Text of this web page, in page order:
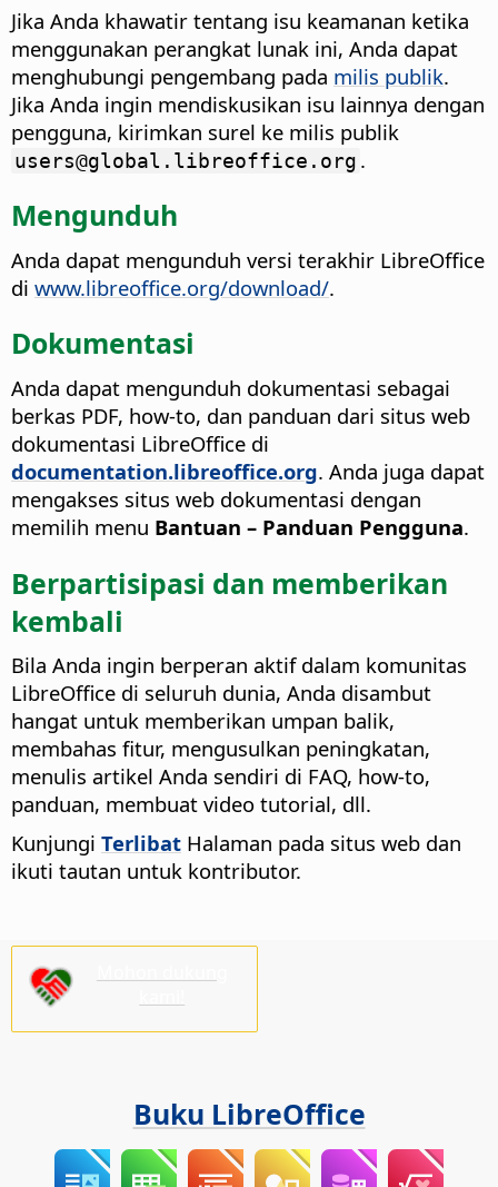
Jika Anda khawatir tentang isu keamanan ketika
menggunakan perangkat lunak ini, Anda dapat
menghubungi pengembang pada milis publik.
Jika Anda ingin mendiskusikan isu lainnya dengan
pengguna, kirimkan surel ke milis publik
users@global.libreoffice.org .
Mengunduh
Anda dapat mengunduh versi terakhir LibreOffice
di www.libreoffice.org/download/.
Dokumentasi
Anda dapat mengunduh dokumentasi sebagai
berkas PDF, how-to, dan panduan dari situs web
dokumentasi LibreOffice di
documentation.libreoffice.org. Anda juga dapat
mengakses situs web dokumentasi dengan
memilih menu Bantuan – Panduan Pengguna.
Berpartisipasi dan memberikan
kembali
Bila Anda ingin berperan aktif dalam komunitas
LibreOffice di seluruh dunia, Anda disambut
hangat untuk memberikan umpan balik,
membahas fitur, mengusulkan peningkatan,
menulis artikel Anda sendiri di FAQ, how-to,
panduan, membuat video tutorial, dll.
Kunjungi Terlibat Halaman pada situs web dan
ikuti tautan untuk kontributor.
Buku LibreOffice